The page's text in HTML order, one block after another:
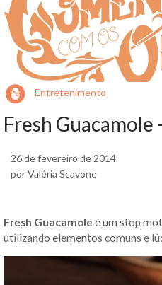
Entretenimento
Fresh
26 de fevereiro de 2014
por Valéria Scavone
Fresh Guacamole é um stop
utilizando elementos comuns e